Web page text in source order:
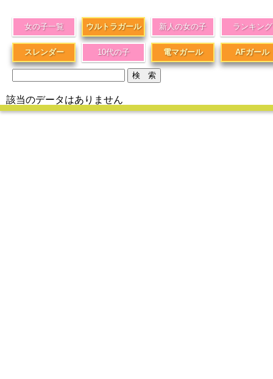
女の子一覧 ウルトラガール 新人の女の子 ランキング
スレンダー 10代の子 電マガール AFガール
該当のデータはありません